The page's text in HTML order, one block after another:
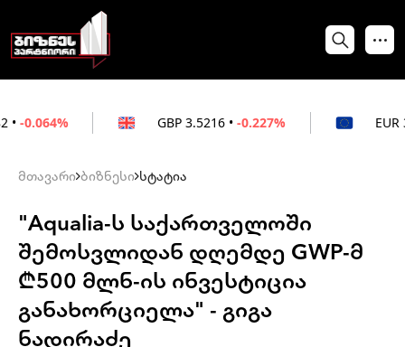
GBP 3.5216 • -0.227% EUR 3.0212 • -
მთავარი ბიზნესი სტატია
"Aqualia-ს საქართველოში
შემოსვლიდან დღემდე GWP-მ
₾500 მლნ-ის ინვესტიცია
განახორციელა" - გიგა
ნადირაძე